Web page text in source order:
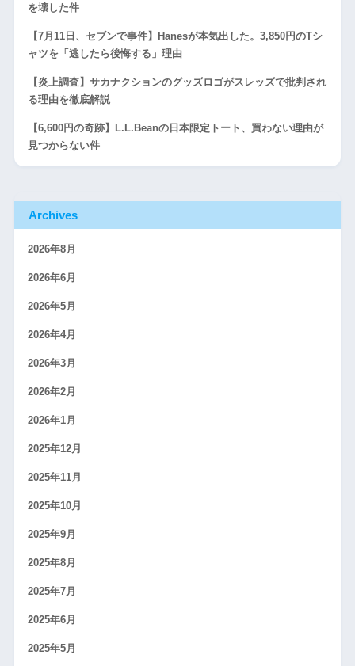
を壊した件
【7月11日、セブンで事件】Hanesが本気出した。3,850円のTシ
ャツを「逃したら後悔する」理由
【炎上調査】サカナクションのグッズロゴがスレッズで批判され
る理由を徹底解説
【6,600円の奇跡】L.L.Beanの日本限定トート、買わない理由が
見つからない件
Archives
2026年8月
2026年6月
2026年5月
2026年4月
2026年3月
2026年2月
2026年1月
2025年12月
2025年11月
2025年10月
2025年9月
2025年8月
2025年7月
2025年6月
2025年5月